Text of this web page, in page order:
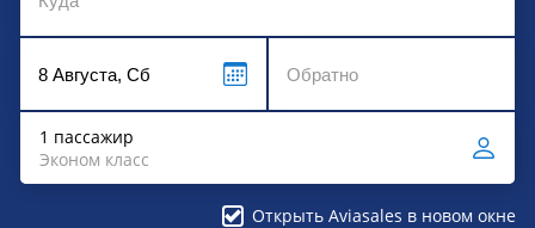
1 пассажир
Эконом класс
Открыть Aviasales в новом окне